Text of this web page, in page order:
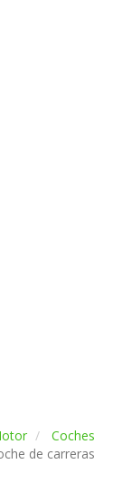
Coches
de carreras